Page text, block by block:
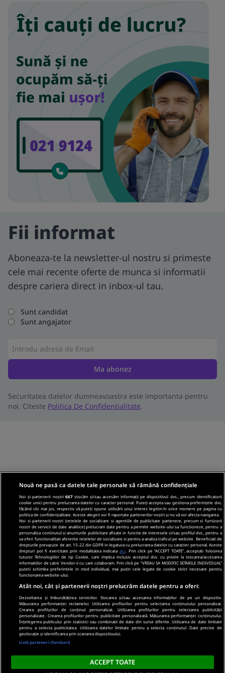
Fii informat
Aboneaza-te la newsletter-ul nostru si primeste
cele mai recente oferte de munca si informatii
despre cariera direct in inbox-ul tau.
Sunt candidat
Sunt angajator
Ma abonez
Securitatea datelor dumneavoastra este importanta pentru
noi. Citeste Politica De Confidentialitate.
Nouă ne pasă ca datele tale personale să rămână confidențiale
Noi și partenerii noștri667 stocăm și/sau accesăm informații pe dispozitivul dvs., precum identificatorii
cookie unici pentru prelucrarea datelor cu caracter personal. Puteți accepta sau gestiona preferințele dvs.
făcând clic mai jos, respectiv vă puteți opune utilizării unui interes legitim în orice moment pe pagina cu
politica de confidențialitate. Aceste alegeri vor fi raportate partenerilor noștri și nu vă vor afecta navigarea.
Noi si partenerii nostri (retelele de socializare si agentiile de publicitate partenere, precum si furnizorii
nostri de servicii de date analitice) prelucram date pentru a permite website-ului sa functioneze, pentru a
personaliza continutul si anunturile publicitare afisate in functie de interesele si/sau profilul dvs., pentru a
va oferi functionalitati aferente retelelor de socializare si pentru a analiza traficul pe website. Beneficiati de
drepturile prevazute de art. 15-22 din GDPR in legatura cu prelucrarea datelor cu caracter personal. Aceste
drepturi pot fi exercitate prin modalitatea indicata aici . Prin click pe “ACCEPT TOATE”, acceptati folosirea
tuturor Tehnologiilor de tip Cookie, care implica inclusiv acceptul dvs. cu privire la stocarea/accesarea
informatiilor de catre Vendor-ii cu care colaboram. Prin click pe “VREAU SA MODIFIC SETARILE INDIVIDUAL”
puteti schimba preferintele in mod individual, mai putin cele legate de cookie strict necesare pentru
functionarea website-ului.
Atât noi, cât și partenerii noștri prelucrăm datele pentru a oferi:
Dezvoltarea și îmbunătățirea serviciilor. Stocarea și/sau accesarea informațiilor de pe un dispozitiv.
Măsurarea performanței reclamelor. Utilizarea profilurilor pentru selectarea conținutului personalizat.
Crearea profilurilor de conținut personalizat. Utilizarea profilurilor pentru selectarea publicității
personalizate. Crearea profilurilor pentru publicitate personalizată. Măsurarea performanței conținutului.
Înțelegerea publicului prin statistici sau combinații de date din surse diferite. Utilizarea de date limitate
pentru a selecta publicitatea. Utilizarea datelor limitate pentru a selecta conținutul. Date precise de
geolocație și identificarea prin scanarea dispozitivului.
Listă parteneri (furnizori)
ACCEPT TOATE